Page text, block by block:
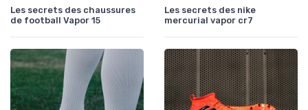
Les secrets des chaussures
de football Vapor 15
Les secrets des nike
mercurial vapor cr7